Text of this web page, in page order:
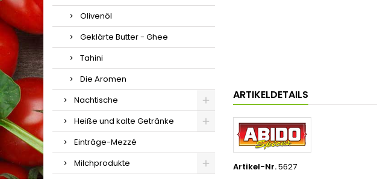
Olivenöl
Geklärte Butter - Ghee
Tahini
Die Aromen
Nachtische
Heiße und kalte Getränke
Einträge-Mezzé
Milchprodukte
ARTIKELDETAILS
Artikel-Nr.5627